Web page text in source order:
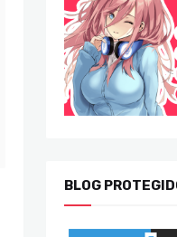
BLOG